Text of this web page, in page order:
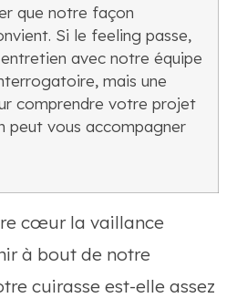
que notre façon
Si le feeling passe,
avec notre équipe
mais une
comprendre votre projet
peut vous accompagner
cœur la vaillance
à bout de notre
cuirasse est-elle assez